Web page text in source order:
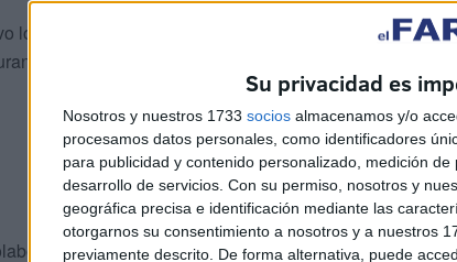
Su privacidad es
Nosotros y nuestros 1733 socios almacenamos y/o
procesamos datos personales, como identificadores
para publicidad y contenido personalizado, medición
desarrollo de servicios. Con su permiso, nosotros y
geográfica precisa e identificación mediante las
otorgarnos su consentimiento a nosotros y a nuestros
previamente descrito. De forma alternativa, puede
lo ha podido cumplir desde el Módulo de Igualdad de
toda esta semana ha llevado a cabo distintas
de la práctica de Educación Social, de la